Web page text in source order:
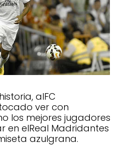
alFC
ver con
los mejores jugadores
en elReal Madridantes
azulgrana.